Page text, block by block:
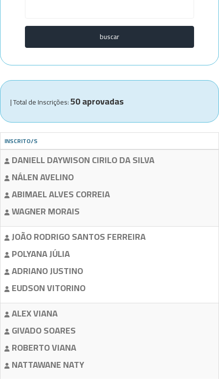
| Total de Inscrições:50 aprovadas
INSCRITO/S
DANIELL DAYWISON CIRILO DA SILVA
NÁLEN AVELINO
ABIMAEL ALVES CORREIA
WAGNER MORAIS
JOÃO RODRIGO SANTOS FERREIRA
POLYANA JÚLIA
ADRIANO JUSTINO
EUDSON VITORINO
ALEX VIANA
GIVADO SOARES
ROBERTO VIANA
NATTAWANE NATY